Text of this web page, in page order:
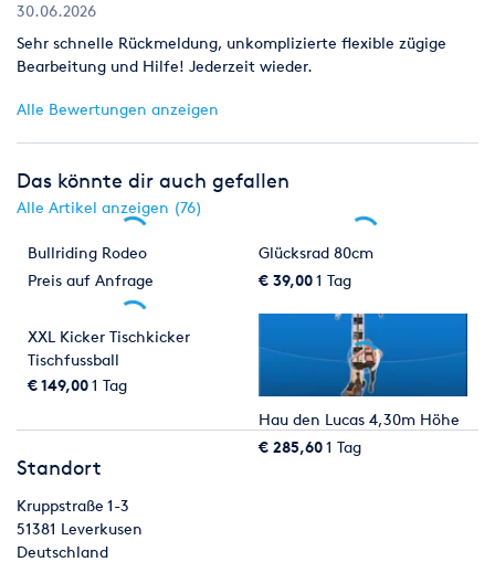
30.06.2026
Sehr schnelle Rückmeldung, unkomplizierte flexible zügige
Bearbeitung und Hilfe! Jederzeit wieder.
Alle Bewertungen anzeigen
Das könnte dir auch gefallen
Alle Artikel anzeigen (76)
Bullriding Rodeo
Preis auf Anfrage
Glücksrad 80cm
€ 39,001 Tag
XXL Kicker Tischkicker
Tischfussball
€ 149,001 Tag
Hau den Lucas 4,30m Höhe
€ 285,601 Tag
Standort
Kruppstraße 1-3
51381 Leverkusen
Deutschland